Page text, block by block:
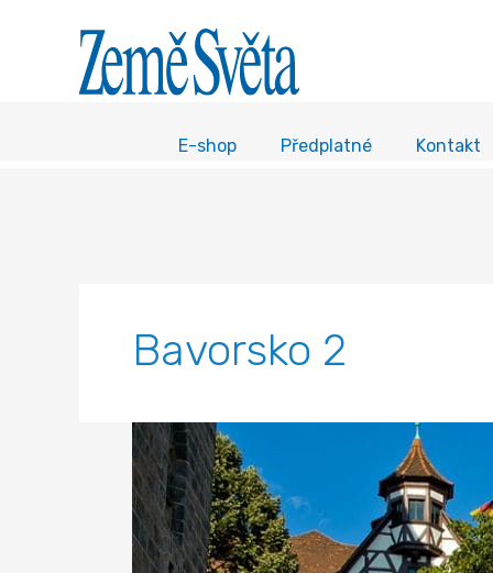
E-shop Předplatné Kontakt
Bavorsko 2